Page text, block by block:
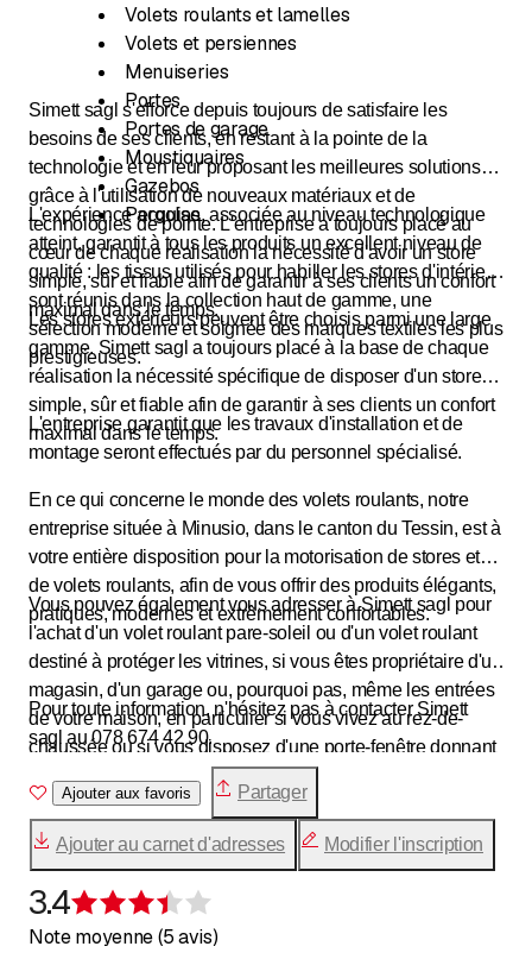
Volets roulants et lamelles
Volets et persiennes
Menuiseries
Portes
Portes de garage
Moustiquaires
Gazebos
Pergolas
Simett sagl s'efforce depuis toujours de satisfaire les
besoins de ses clients, en restant à la pointe de la
technologie et en leur proposant les meilleures solutions
grâce à l'utilisation de nouveaux matériaux et de
technologies de pointe. L'entreprise a toujours placé au
cœur de chaque réalisation la nécessité d'avoir un store
simple, sûr et fiable afin de garantir à ses clients un confort
maximal dans le temps.
L'expérience acquise, associée au niveau technologique
atteint, garantit à tous les produits un excellent niveau de
qualité : les tissus utilisés pour habiller les stores d'intérieur
sont réunis dans la collection haut de gamme, une
sélection moderne et soignée des marques textiles les plus
prestigieuses.
Les stores extérieurs peuvent être choisis parmi une large
gamme. Simett sagl a toujours placé à la base de chaque
réalisation la nécessité spécifique de disposer d'un store
simple, sûr et fiable afin de garantir à ses clients un confort
maximal dans le temps.
L'entreprise garantit que les travaux d'installation et de
montage seront effectués par du personnel spécialisé.
En ce qui concerne le monde des volets roulants, notre
entreprise située à Minusio, dans le canton du Tessin, est à
votre entière disposition pour la motorisation de stores et
de volets roulants, afin de vous offrir des produits élégants,
pratiques, modernes et extrêmement confortables.
Vous pouvez également vous adresser à Simett sagl pour
l'achat d'un volet roulant pare-soleil ou d'un volet roulant
destiné à protéger les vitrines, si vous êtes propriétaire d'un
magasin, d'un garage ou, pourquoi pas, même les entrées
de votre maison, en particulier si vous vivez au rez-de-
chaussée ou si vous disposez d'une porte-fenêtre donnant
accès à une terrasse/balcon.
Pour toute information, n'hésitez pas à contacter Simett
sagl au 078 674 42 90.
Ajouter aux favoris Partager
Ajouter au carnet d'adresses Modifier l'inscription
3.4
Note moyenne (5 avis)